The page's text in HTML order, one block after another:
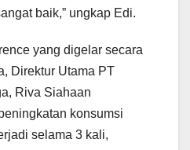
baik,” ungkap Edi.
yang digelar secara
Direktur Utama PT
Riva Siahaan
konsumsi
selama 3 kali,